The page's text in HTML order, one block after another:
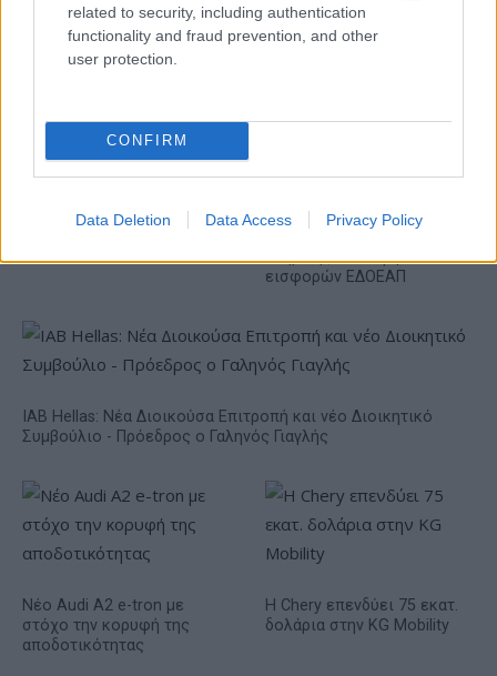
related to security, including authentication
functionality and fraud prevention, and other
user protection.
CONFIRM
Data Deletion Data Access Privacy Policy
ενημέρωσης- Ξεκίνησε το
πενταετές πρόγραμμα
ευρώ σε 451 επιχειρήσεις
στήριξης- Κάλυψη
εισφορών ΕΔΟΕΑΠ
IAB Hellas: Νέα Διοικούσα Επιτροπή και νέο Διοικητικό
Συμβούλιο - Πρόεδρος ο Γαληνός Γιαγλής
Νέο Audi A2 e-tron με
στόχο την κορυφή της
αποδοτικότητας
Η Chery επενδύει 75 εκατ.
δολάρια στην KG Mobility